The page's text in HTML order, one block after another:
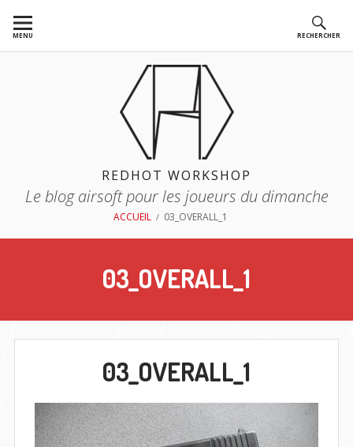
auMENU RECHERCHER
REDHOT WORKSHOP
Le blog airsoft pour les joueurs du dimanche
ACCUEIL 03_OVERALL_1
03_OVERALL_1
03_OVERALL_1